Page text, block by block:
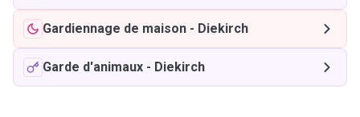
Gardiennage de maison - Diekirch
Garde d'animaux - Diekirch